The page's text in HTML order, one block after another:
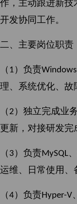
作，主动跟进新技
开发协同工作。
二、主要岗位职责
（ 1 ） 负责Windows
理、系统优化、故
（ 2 ） 独立完成业
更新，对接研发完
（ 3 ） 负责MySQL、
运维、日常使用、
（4） 负责Hyper-V、